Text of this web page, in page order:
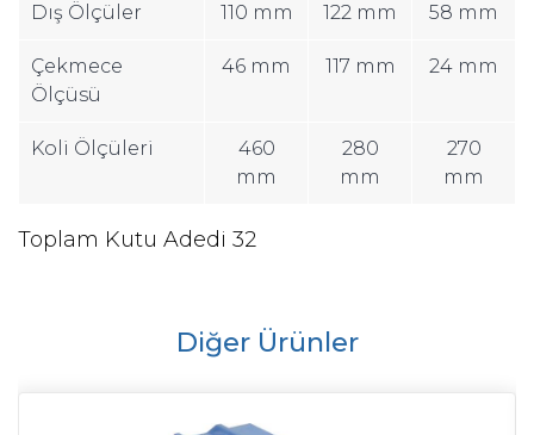
Dış Ölçüler 110 mm 122 mm 58 mm
Çekmece
Ölçüsü
46 mm 117 mm 24 mm
Koli Ölçüleri
460
mm
280
mm
270
mm
Toplam Kutu Adedi 32
Diğer Ürünler